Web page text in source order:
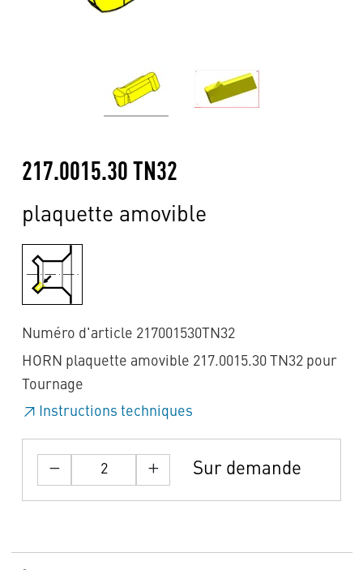
217.0015.30 TN32
plaquette amovible
Numéro d'article 217001530TN32
HORN plaquette amovible 217.0015.30 TN32 pour
Tournage
Instructions techniques
Sur demande